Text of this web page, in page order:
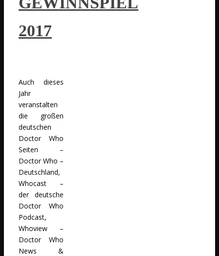
017
Auch dieses
Jahr
veranstalten
die großen
deutschen
Doctor Who
Seiten –
Doctor Who –
Deutschland​,
Whocast –
der deutsche
Doctor Who
Podcast​,
Whoview –
Doctor Who
News &